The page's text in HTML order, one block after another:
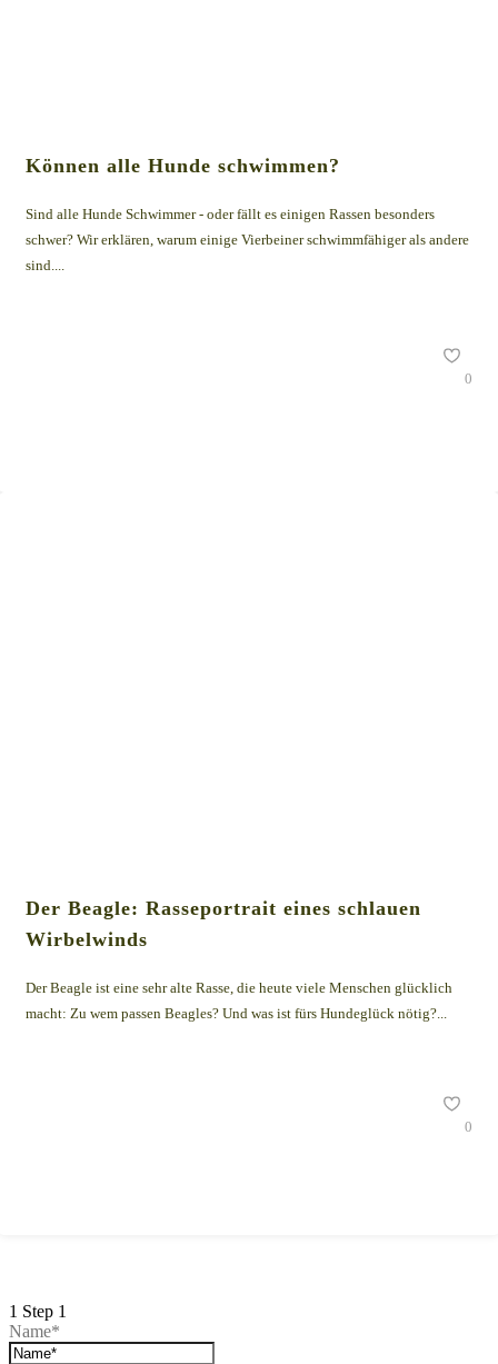
Können alle Hunde schwimmen?
Sind alle Hunde Schwimmer - oder fällt es einigen Rassen besonders
schwer? Wir erklären, warum einige Vierbeiner schwimmfähiger als andere
sind....
0
Der Beagle: Rasseportrait eines schlauen
Wirbelwinds
Der Beagle ist eine sehr alte Rasse, die heute viele Menschen glücklich
macht: Zu wem passen Beagles? Und was ist fürs Hundeglück nötig?...
0
1 Step 1
Name*